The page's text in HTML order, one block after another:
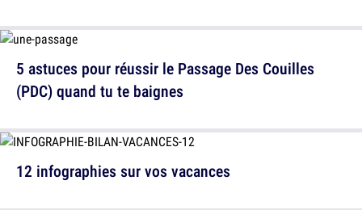
5 astuces pour réussir le Passage Des Couilles
(PDC) quand tu te baignes
12 infographies sur vos vacances